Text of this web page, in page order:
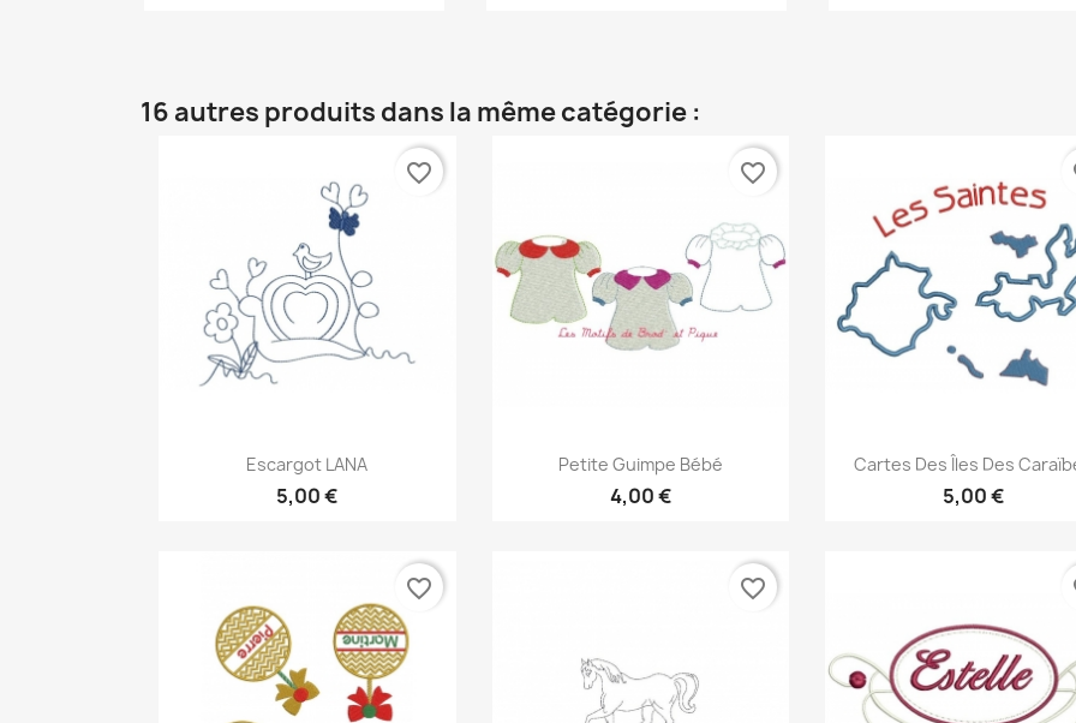
16 autres produits dans la même catégorie :
Aperçu rapide
Escargot LANA
5,00 €
favorite_border
Aperçu rapide
Petite Guimpe Bébé
4,00 €
favorite_border
Aperçu rapide
Cartes Des Îles Des
5,00 €
favorite_border favorite_border